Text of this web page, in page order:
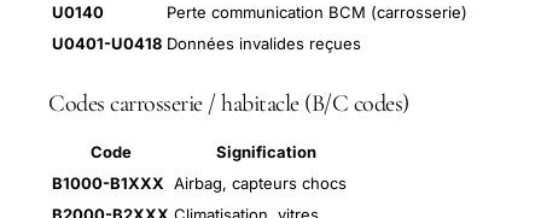
U0140
Perte communication BCM (carrosserie)
U0401-U0418 Données invalides reçues
Codes carrosserie / habitacle (B/C codes)
Code
Signification
B1000-B1XXX Airbag, capteurs chocs
B2000-B2XXX Climatisation, vitres